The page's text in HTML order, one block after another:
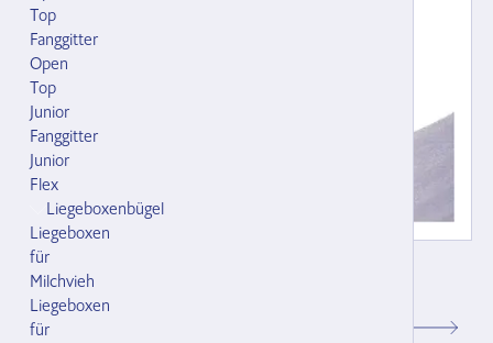
Top
Fanggitter
Open
Top
Junior
Fanggitter
Junior
Flex
Liegeboxenbügel
Liegeboxen
für
Milchvieh
Liegeboxen
für
Filz für Auflage 80 mm breit,10 mm dick
100000.000
CHF 0.90